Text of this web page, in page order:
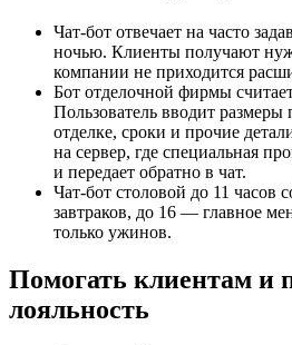
Чат-бот отвечает на часто
ночью. Клиенты получают
компании не приходится
Бот отделочной фирмы
Пользователь вводит
отделке, сроки и прочие
на сервер, где специальная
и передает обратно в чат.
Чат-бот столовой до 11 часов
завтраков, до 16 — главное
только ужинов.
Помогать клиентам и
лояльность